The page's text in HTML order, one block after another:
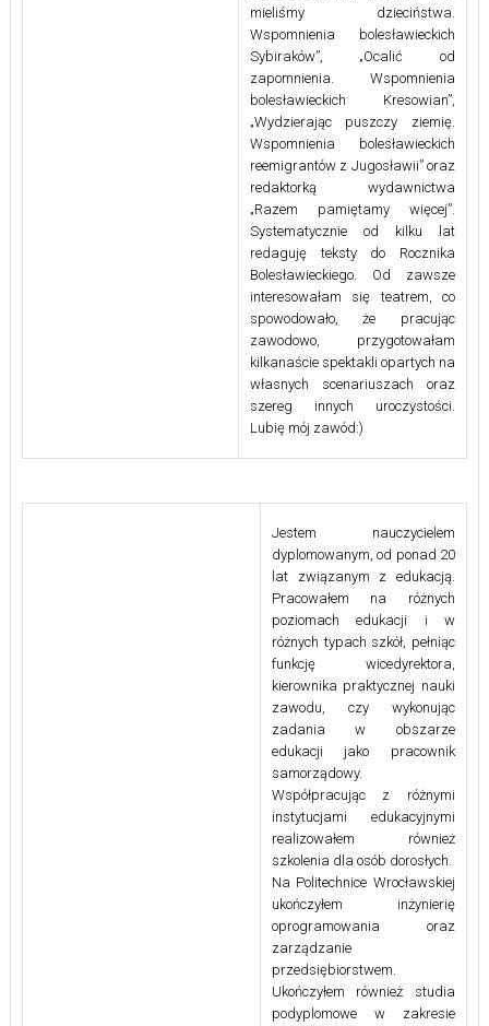
mieliśmy dzieciństwa.
Wspomnienia bolesławieckich
Sybiraków”, „Ocalić od
zapomnienia. Wspomnienia
bolesławieckich Kresowian”,
„Wydzierając puszczy ziemię.
Wspomnienia bolesławieckich
reemigrantów z Jugosławii” oraz
redaktorką wydawnictwa
„Razem pamiętamy więcej”.
Systematycznie od kilku lat
redaguję teksty do Rocznika
Bolesławieckiego. Od zawsze
interesowałam się teatrem, co
spowodowało, że pracując
zawodowo, przygotowałam
kilkanaście spektakli opartych na
własnych scenariuszach oraz
szereg innych uroczystości.
Lubię mój zawód:)
Jestem nauczycielem
dyplomowanym, od ponad 20
lat związanym z edukacją.
Pracowałem na różnych
poziomach edukacji i w
różnych typach szkół, pełniąc
funkcję wicedyrektora,
kierownika praktycznej nauki
zawodu, czy wykonując
zadania w obszarze
edukacji jako pracownik
samorządowy.
Współpracując z różnymi
instytucjami edukacyjnymi
realizowałem również
szkolenia dla osób dorosłych.
Na Politechnice Wrocławskiej
ukończyłem inżynierię
oprogramowania oraz
zarządzanie
przedsiębiorstwem.
Ukończyłem również studia
podyplomowe w zakresie